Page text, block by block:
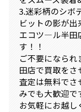
3.迷彩柄のシボ
ビットの影が出
エコツ―ル半田
す！！
ご不要になら
田店で買取をさ
査定は無料でさ
みでも大歓迎で
お気軽にお越